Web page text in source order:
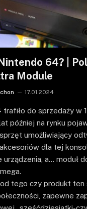
64? |
Module
17.01.2024
do sprzedaży w
później na rynku
umożliwiający
dla tej
urządzenia, a… moduł
tego czy produkt ten
zapewne